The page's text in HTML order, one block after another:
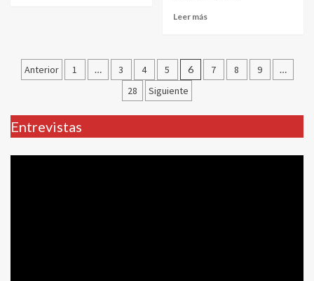
Leer más
Paginación
entradas
Anterior 1 … 3 4 5 6 7 8 9 …
28 Siguiente
Entrevistas